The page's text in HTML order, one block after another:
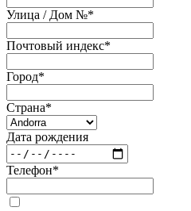
Улица / Дом №*
Почтовый индекс*
Город*
Страна*
Дата рождения
Телефон*